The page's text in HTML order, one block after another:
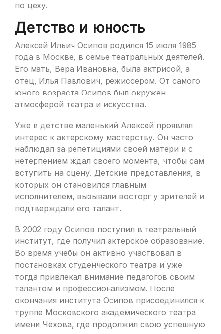
по цеху.
Детство и юность
Алексей Ильич Осипов родился 15 июля 1985
года в Москве, в семье театральных деятелей.
Его мать, Вера Ивановна, была актрисой, а
отец, Илья Павлович, режиссером. От самого
юного возраста Осипов был окружен
атмосферой театра и искусства.
Уже в детстве маленький Алексей проявлял
интерес к актерскому мастерству. Он часто
наблюдал за репетициями своей матери и с
нетерпением ждал своего момента, чтобы сам
вступить на сцену. Детские представления, в
которых он становился главным
исполнителем, вызывали восторг у зрителей и
подтверждали его талант.
В 2002 году Осипов поступил в театральный
институт, где получил актерское образование.
Во время учебы он активно участвовал в
постановках студенческого театра и уже
тогда привлекал внимание педагогов своим
талантом и профессионализмом. После
окончания института Осипов присоединился к
труппе Московского академического театра
имени Чехова, где продолжил свою успешную